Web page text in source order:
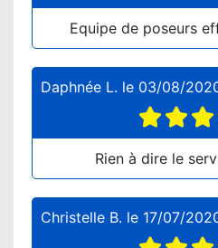
Equipe de poseurs
Daphnée L. le 03/08/
Rien à dire le
Christelle B. le 17/07/